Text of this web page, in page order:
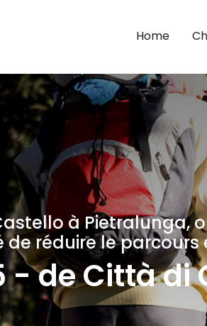
Home
à Pietralunga,
de réduire le
- de Città